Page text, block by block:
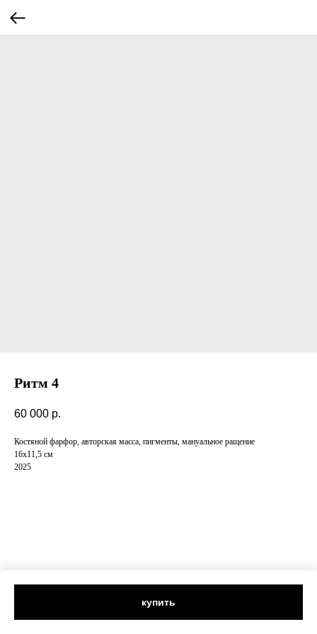
Ритм 4
60 000 р.
купить
Костяной фарфор, авторская масса, пигменты, мануальное ращение
16х11,5 см
2025